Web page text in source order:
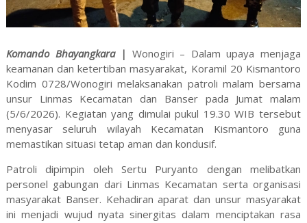
Komando Bhayangkara | Wonogiri – Dalam upaya menjaga
keamanan dan ketertiban masyarakat, Koramil 20 Kismantoro
Kodim 0728/Wonogiri melaksanakan patroli malam bersama
unsur Linmas Kecamatan dan Banser pada Jumat malam
(5/6/2026). Kegiatan yang dimulai pukul 19.30 WIB tersebut
menyasar seluruh wilayah Kecamatan Kismantoro guna
memastikan situasi tetap aman dan kondusif.
Patroli dipimpin oleh Sertu Puryanto dengan melibatkan
personel gabungan dari Linmas Kecamatan serta organisasi
masyarakat Banser. Kehadiran aparat dan unsur masyarakat
ini menjadi wujud nyata sinergitas dalam menciptakan rasa